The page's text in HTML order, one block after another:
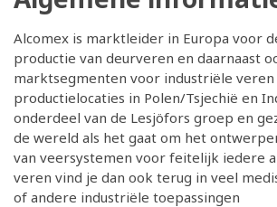
Alcomex is marktleider in Europa voor
productie van deurveren en daarnaast
marktsegmenten voor industriële
productielocaties in Polen/Tsjechië en
onderdeel van de Lesjöfors groep en
de wereld als het gaat om het
van veersystemen voor feitelijk iedere
veren vind je dan ook terug in veel
of andere industriële toepassingen